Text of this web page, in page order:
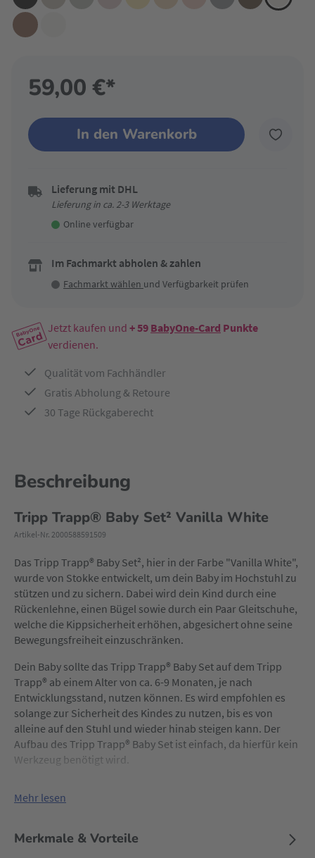
59,00 €*
In den Warenkorb
Lieferung mit DHL
Lieferung in ca. 2-3 Werktage
Online verfügbar
Im Fachmarkt abholen & zahlen
Fachmarkt wählen und Verfügbarkeit prüfen
Jetzt kaufen und + 59 BabyOne-Card Punkte
verdienen.
Qualität vom Fachhändler
Gratis Abholung & Retoure
30 Tage Rückgaberecht
Beschreibung
Tripp Trapp® Baby Set² Vanilla White
Artikel-Nr. 2000588591509
Das Tripp Trapp® Baby Set², hier in der Farbe "Vanilla White",
wurde von Stokke entwickelt, um dein Baby im Hochstuhl zu
stützen und zu sichern. Dabei wird dein Kind durch eine
Rückenlehne, einen Bügel sowie durch ein Paar Gleitschuhe,
welche die Kippsicherheit erhöhen, abgesichert ohne seine
Bewegungsfreiheit einzuschränken.
Dein Baby sollte das Tripp Trapp® Baby Set auf dem Tripp
Trapp® ab einem Alter von ca. 6-9 Monaten, je nach
Entwicklungsstand, nutzen können. Es wird empfohlen es
solange zur Sicherheit des Kindes zu nutzen, bis es von
alleine auf den Stuhl und wieder hinab steigen kann. Der
Aufbau des Tripp Trapp® Baby Set ist einfach, da hierfür kein
Werkzeug benötigt wird.
Mehr lesen
Merkmale & Vorteile